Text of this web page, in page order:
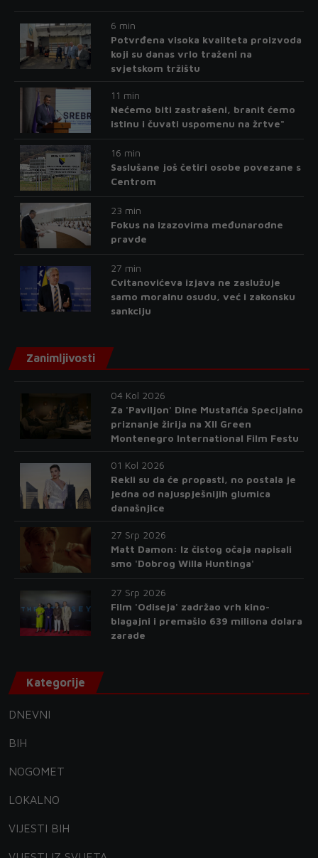
6 min
Potvrđena visoka kvaliteta proizvoda
koji su danas vrlo traženi na
svjetskom tržištu
11 min
Nećemo biti zastrašeni, branit ćemo
istinu i čuvati uspomenu na žrtve"
16 min
Saslušane još četiri osobe povezane s
Centrom
23 min
Fokus na izazovima međunarodne
pravde
27 min
Cvitanovićeva izjava ne zaslužuje
samo moralnu osudu, već i zakonsku
sankciju
Zanimljivosti
04 Kol 2026
Za 'Paviljon' Dine Mustafića Specijalno
priznanje žirija na XII Green
Montenegro International Film Festu
01 Kol 2026
Rekli su da će propasti, no postala je
jedna od najuspješnijih glumica
današnjice
27 Srp 2026
Matt Damon: Iz čistog očaja napisali
smo 'Dobrog Willa Huntinga'
27 Srp 2026
Film 'Odiseja' zadržao vrh kino-
blagajni i premašio 639 miliona dolara
zarade
Kategorije
DNEVNI
BIH
NOGOMET
LOKALNO
VIJESTI BIH